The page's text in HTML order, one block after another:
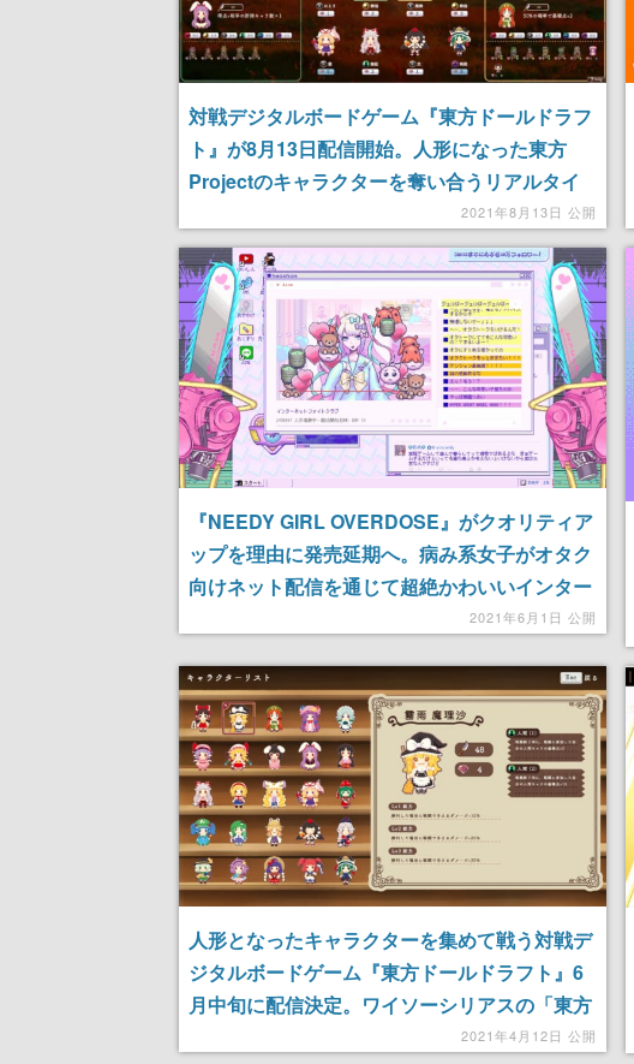
対戦デジタルボードゲーム『東方ドールドラフ
ト』が8月13日配信開始。人形になった東方
Projectのキャラクターを奪い合うリアルタイ
2021年8月13日 公開
『NEEDY GIRL OVERDOSE』がクオリティア
ップを理由に発売延期へ。病み系女子がオタク
向けネット配信を通じて超絶かわいいインター
ネットエンジェルを目指す育成・生活アドベン
2021年6月1日 公開
人形となったキャラクターを集めて戦う対戦デ
ジタルボードゲーム『東方ドールドラフト』6
月中旬に配信決定。ワイソーシリアスの「東方
2021年4月12日 公開